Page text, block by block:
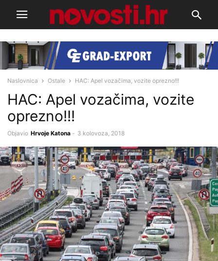
Naslovnica Ostale HAC: Apel vozačima, vozite oprezno!!!
HAC: Apel vozačima, vozite
oprezno!!!
Objavio Hrvoje Katona - 3 kolovoza, 2018